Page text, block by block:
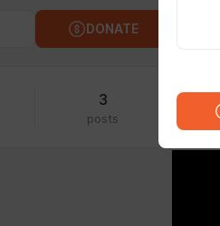
DONATE
3
posts